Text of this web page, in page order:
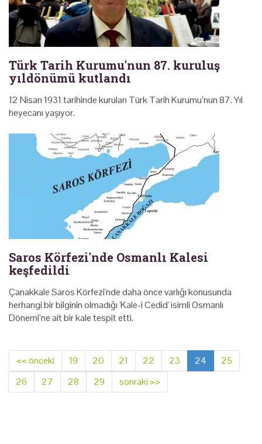
Türk Tarih Kurumu'nun 87. kuruluş
yıldönümü kutlandı
12 Nisan 1931 tarihinde kurulan Türk Tarih Kurumu’nun 87. Yıl
heyecanı yaşıyor.
Saros Körfezi'nde Osmanlı Kalesi
keşfedildi
Çanakkale Saros Körfezi'nde daha önce varlığı konusunda
herhangi bir bilginin olmadığı 'Kale-i Cedid' isimli Osmanlı
Dönemi’ne ait bir kale tespit etti.
<< önceki 19 20 21 22 23 24
25
26
27 28 29 sonraki >>